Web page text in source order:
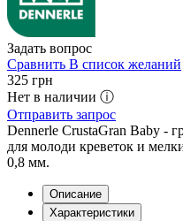
Задать вопрос
Сравнить В список желаний
325 грн
Нет в наличии ⓘ
Отправить запрос
Dennerle СrustaGran Baby -
для молоди креветок и
0,8 мм.
Описание
Характеристики